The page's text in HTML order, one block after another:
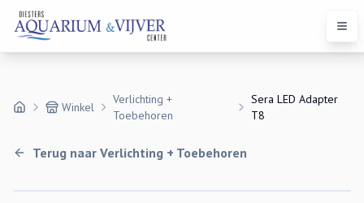
Winkel
Verlichting +
Toebehoren
Sera LED Adapter
T8
Terug naar Verlichting + Toebehoren